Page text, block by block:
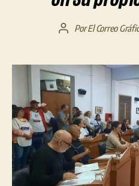
Autor
entrada
PorEl Correo